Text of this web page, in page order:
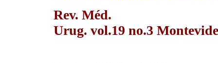
Rev. Méd.
Urug. vol.19 no.3